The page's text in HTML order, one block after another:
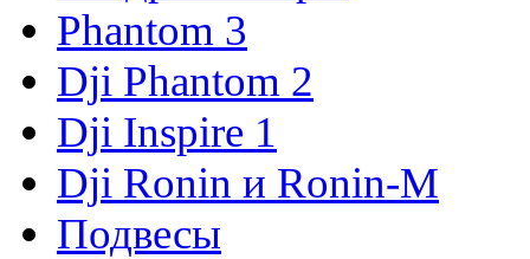
Phantom 3
Dji Phantom 2
Dji Inspire 1
Dji Ronin и Ronin-M
Подвесы